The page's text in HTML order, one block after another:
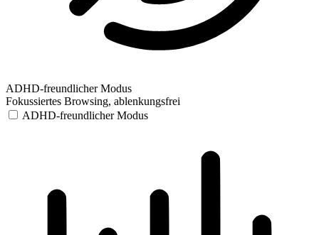
ADHD-freundlicher Modus
Fokussiertes Browsing, ablenkungsfrei
ADHD-freundlicher Modus